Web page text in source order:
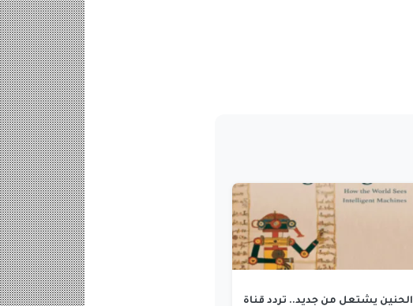
الحنين يشتعل من جديد.. تردد قناة